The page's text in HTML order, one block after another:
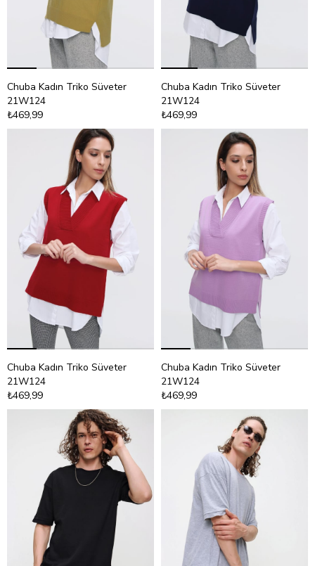
Chuba Kadın Triko Süveter
21W124
₺469,99
Chuba Kadın Triko Süveter
21W124
₺469,99
Chuba Kadın Triko Süveter
21W124
₺469,99
Chuba Kadın Triko Süveter
21W124
₺469,99